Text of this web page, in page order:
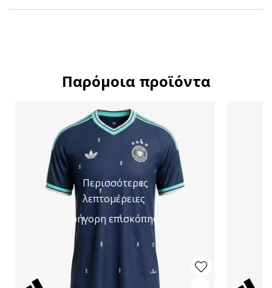
Παρόμοια προϊόντα
Περισσότερες
λεπτομέρειες
Γρήγορη επισκόπηση